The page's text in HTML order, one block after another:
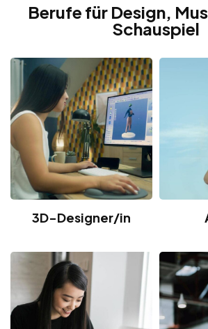
Berufe für Design,
Schauspiel
3D-Designer/in